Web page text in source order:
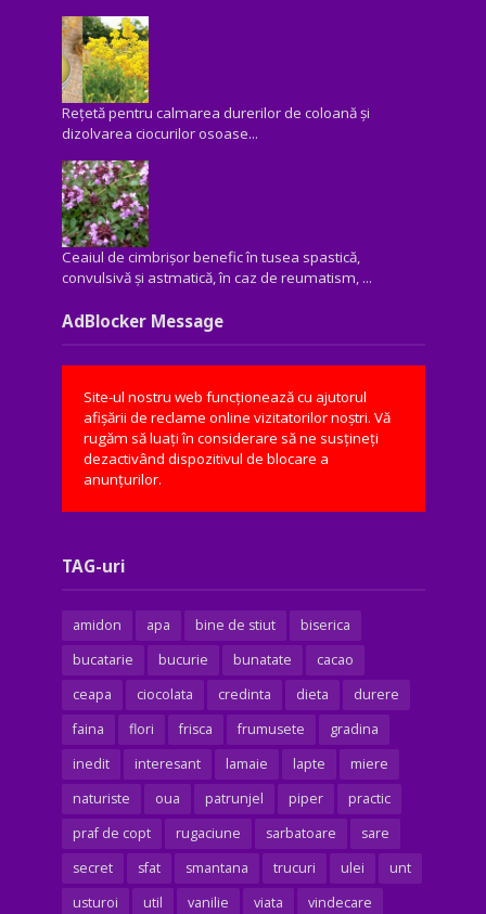
Rețetă pentru calmarea durerilor de coloană și
dizolvarea ciocurilor osoase...
Ceaiul de cimbrișor benefic în tusea spastică,
convulsivă şi astmatică, în caz de reumatism, ...
AdBlocker Message
Site-ul nostru web funcționează cu ajutorul
afișării de reclame online vizitatorilor noștri. Vă
rugăm să luați în considerare să ne susțineți
dezactivând dispozitivul de blocare a
anunțurilor.
TAG-uri
amidon apa bine de stiut
biserica
bucatarie
bucurie bunatate
cacao
ceapa
ciocolata credinta dieta
durere
faina
flori frisca frumusete
gradina
inedit
interesant lamaie lapte
miere
naturiste
oua patrunjel piper
practic
praf de copt
rugaciune sarbatoare
sare
secret
sfat smantana trucuri ulei
unt
usturoi
util vanilie viata vindecare